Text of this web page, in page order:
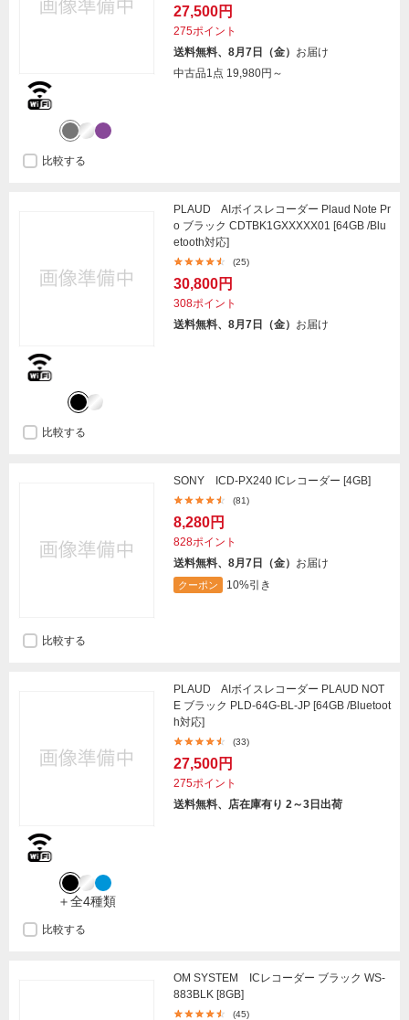
27,500円
275ポイント
送料無料、8月7日（金） お届け
中古品1点 19,980円～
比較する
PLAUD AIボイスレコーダー Plaud Note Pr
o ブラック CDTBK1GXXXXX01 [64GB /Blu
etooth対応]
(25)
30,800円
308ポイント
送料無料、8月7日（金） お届け
比較する
SONY ICD-PX240 ICレコーダー [4GB]
(81)
8,280円
828ポイント
送料無料、8月7日（金） お届け
クーポン 10%引き
比較する
＋全4種類
PLAUD AIボイスレコーダー PLAUD NOT
E ブラック PLD-64G-BL-JP [64GB /Bluetoot
h対応]
(33)
27,500円
275ポイント
送料無料、店在庫有り 2～3日出荷
比較する
OM SYSTEM ICレコーダー ブラック WS-
883BLK [8GB]
(45)